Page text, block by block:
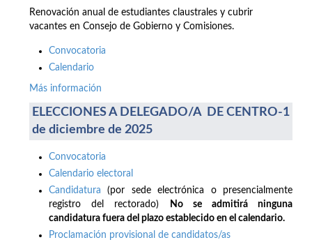
Renovación anual de estudiantes claustrales y cubrir
vacantes en Consejo de Gobierno y Comisiones.
Convocatoria
Calendario
Más información
ELECCIONES A DELEGADO/A DE CENTRO-1
de diciembre de 2025
Convocatoria
Calendario electoral
Candidatura (por sede electrónica o presencialmente
registro del rectorado)
No se admitirá ninguna
candidatura fuera del plazo establecido en el calendario.
Proclamación provisional de candidatos/as